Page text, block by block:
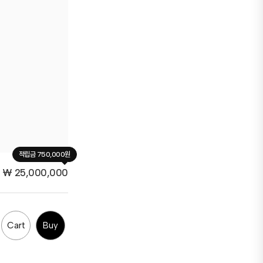
₩ 25,000,000
적립금 750,000원
Cart Buy